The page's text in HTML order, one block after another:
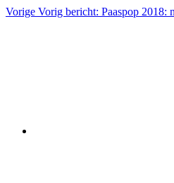
Vorige Vorig bericht: Paaspop 2018: